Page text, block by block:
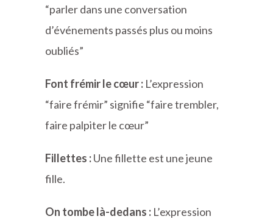
“parler dans une conversation
d’événements passés plus ou moins
oubliés”
Font frémir le cœur : L’expression
“faire frémir” signifie “faire trembler,
faire palpiter le cœur”
Fillettes :Une fillette est une jeune
fille.
On tombe là-dedans : L’expression